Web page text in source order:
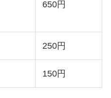
650円
250円
150円